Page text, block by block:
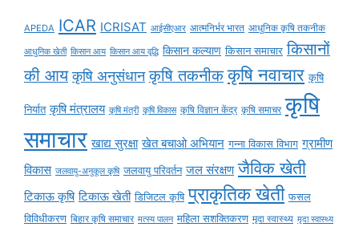
APEDA ICAR ICRISAT आईसीएआर आत्मनिर्भर भारत आधुनिक कृषि तकनीक
आधुनिक खेती किसान आय किसान आय वृद्धि किसान कल्याण किसान समाचार किसानों
की आय कृषि अनुसंधान कृषि तकनीक कृषि नवाचार कृषि
निर्यात कृषि मंत्रालय कृषि मंत्री कृषि विकास कृषि विज्ञान केंद्र कृषि समाचर कृषि
समाचार खाद्य सुरक्षा खेत बचाओ अभियान गन्ना विकास विभाग ग्रामीण
विकास जलवायु-अनुकूल कृषि जलवायु परिवर्तन जल संरक्षण जैविक खेती
टिकाऊ कृषि टिकाऊ खेती डिजिटल कृषि प्राकृतिक खेती फसल
विविधीकरण बिहार कृषि समाचार मत्स्य पालन महिला सशक्तिकरण मृदा स्वास्थ्य मृदा स्वास्थ्य